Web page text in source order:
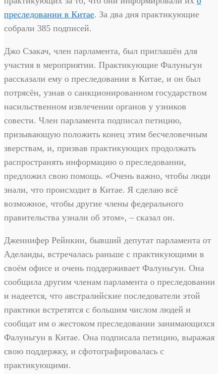
преследовании в Китае. За два дня практикующие
собрали 385 подписей.
Джо Сзакач, член парламента, был приглашён для
участия в мероприятии. Практикующие Фалуньгун
рассказали ему о преследовании в Китае, и он был
потрясён, узнав о санкционированном государством
насильственном извлечении органов у узников
совести. Член парламента подписал петицию,
призывающую положить конец этим бесчеловечным
зверствам, и, призвав практикующих продолжать
распространять информацию о преследовании,
предложил свою помощь. «Очень важно, чтобы люди
знали, что происходит в Китае. Я сделаю всё
возможное, чтобы другие члены федерального
правительства узнали об этом», – сказал он.
Дженнифер Рейнкин, бывший депутат парламента от
Аделаиды, встречалась раньше с практикующими в
своём офисе и очень поддерживает Фалуньгун. Она
сообщила другим членам парламента о преследовании
и надеется, что австралийские последователи этой
практики встретятся с большим числом людей и
сообщат им о жестоком преследовании занимающихся
Фалуньгун в Китае. Она подписала петицию, выражая
свою поддержку, и сфотографировалась с
практикующими.